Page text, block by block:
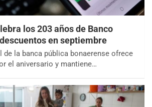
los 203 años de Banco
en septiembre
de la banca pública bonaerense ofrece
el aniversario y mantiene…